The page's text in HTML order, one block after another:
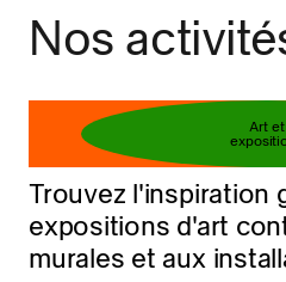
Réservez votre
En savoir plus
Nos
Art et
Trouvez l'inspiration
expositions d'art
murales et aux